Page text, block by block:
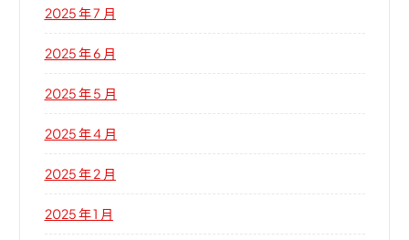
2025 年 7 月
2025 年 6 月
2025 年 5 月
2025 年 4 月
2025 年 2 月
2025 年 1 月